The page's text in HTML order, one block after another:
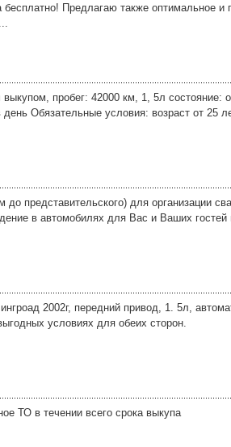
Предлагаю также оптимальное и
пробег: 42000 км, 1, 5л
Обязательные условия: возраст от 25
представительского) для организации
в автомобилях для Вас и Ваших гостей
2002г, передний привод, 1. 5л,
условиях для обеих сторон.
ТО в течении всего срока выкупа